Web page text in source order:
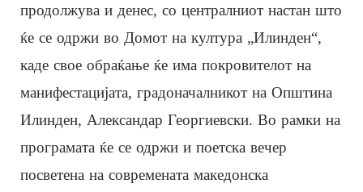
продолжува и денес, со централниот настан што
ќе се одржи во Домот на култура „Илинден“,
каде свое обраќање ќе има покровителот на
манифестацијата, градоначалникот на Општина
Илинден, Александар Георгиевски. Во рамки на
програмата ќе се одржи и поетска вечер
посветена на современата македонска